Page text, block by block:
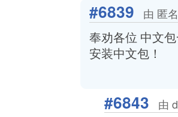
#6839 由 匿
奉劝各位 中文
安装中文包！
#6843 由